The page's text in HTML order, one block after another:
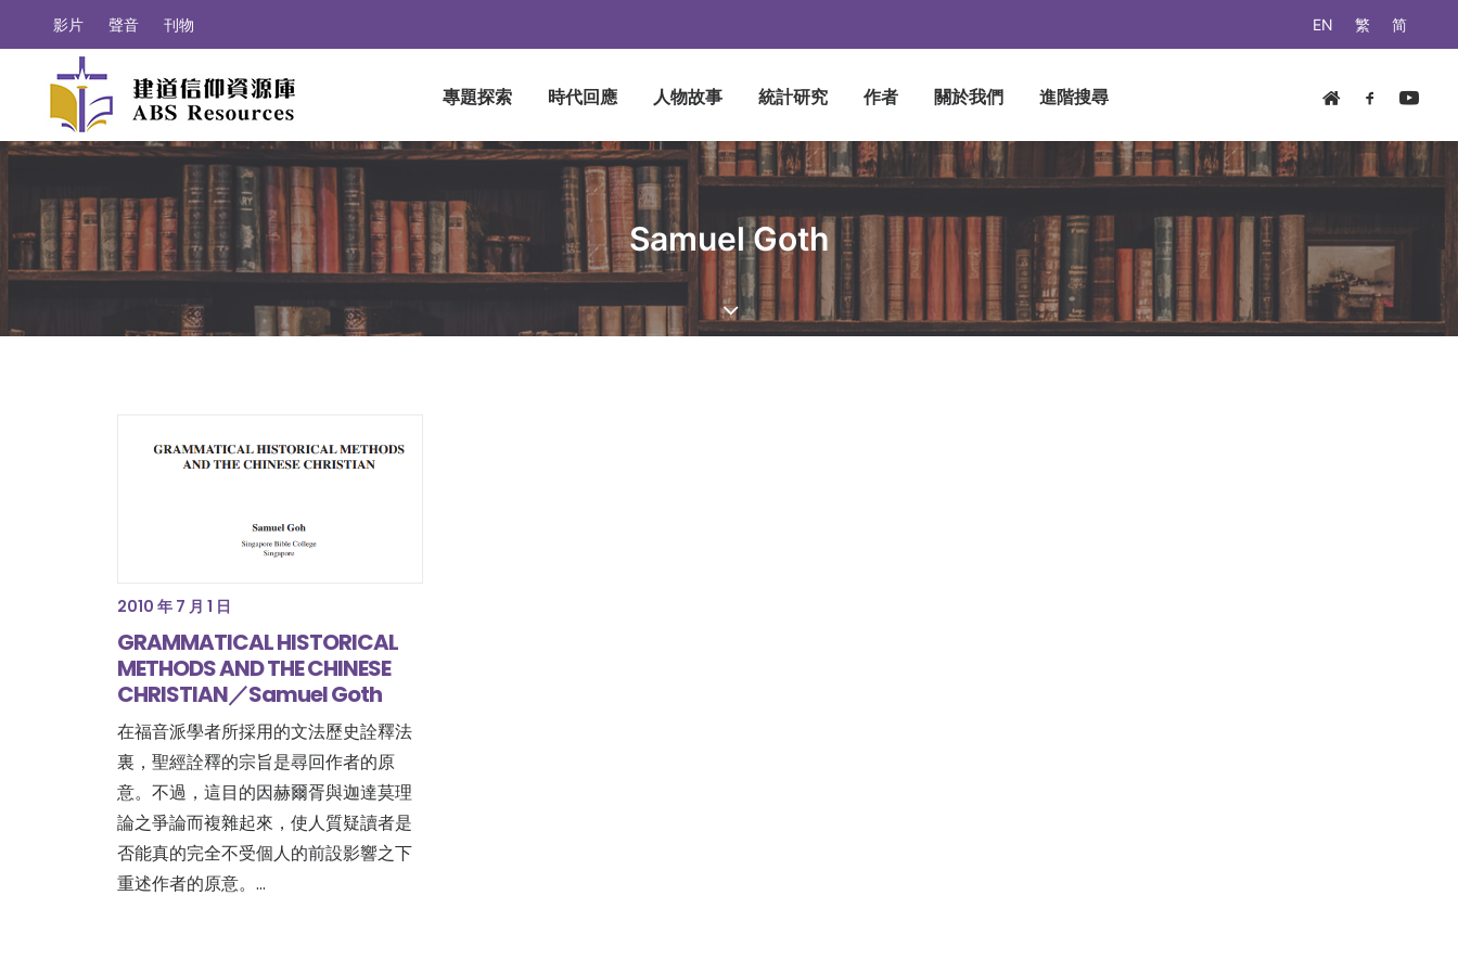
EN 繁 简
影片 聲音 刊物
專題探索 時代回應 人物故事 統計研究 作者 關於我們 進階搜尋
Samuel Goth
2010 年 7 月 1 日
GRAMMATICAL HISTORICAL
METHODS AND THE CHINESE
CHRISTIAN／Samuel Goth
在福音派學者所採用的文法歷史詮釋法
裏，聖經詮釋的宗旨是尋回作者的原
意。不過，這目的因赫爾胥與迦達莫理
論之爭論而複雜起來，使人質疑讀者是
否能真的完全不受個人的前設影響之下
重述作者的原意。…